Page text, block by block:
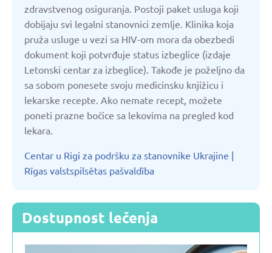
zdravstvenog osiguranja. Postoji paket usluga koji
dobijaju svi legalni stanovnici zemlje. Klinika koja
pruža usluge u vezi sa HIV-om mora da obezbedi
dokument koji potvrđuje status izbeglice (izdaje
Letonski centar za izbeglice). Takođe je poželjno da
sa sobom ponesete svoju medicinsku knjižicu i
lekarske recepte. Ako nemate recept, možete
poneti prazne bočice sa lekovima na pregled kod
lekara.
Centar u Rigi za podršku za stanovnike Ukrajine |
Rīgas valstspilsētas pašvaldība
Dostupnost lečenja
Ruska Federacija
Slovačka
Slovenija
Srbija
Turska
Ujedinjeno Kraljevstvo